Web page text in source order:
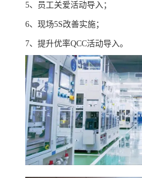
5、员工关爱活动导入；
6、现场5S改善实施；
7、提升优率QCC活动导入。